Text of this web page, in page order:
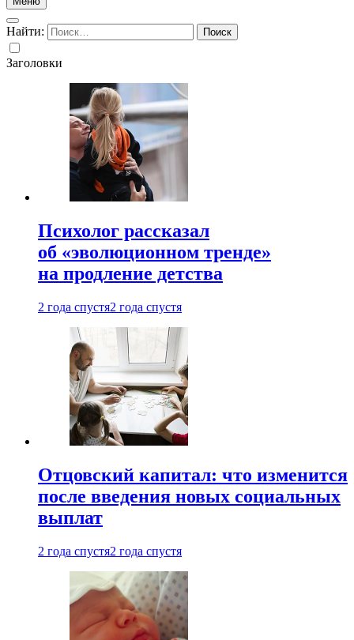
Найти:
Заголовки
Психолог рассказал
об «эволюционном тренде»
на продление детства
2 года спустя2 года спустя
Отцовский капитал: что изменится
после введения новых социальных
выплат
2 года спустя2 года спустя